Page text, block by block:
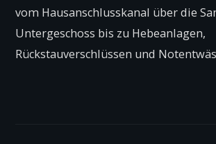
vom Hausanschlusskanal über die
Untergeschoss bis zu Hebeanlagen,
Rückstauverschlüssen und